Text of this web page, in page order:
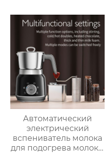
с низким
содержанием жира
электрическая
воздушная
фритюрница Тостер
духовка воздушная
фритюрница
Автоматический
электрический
вспениватель молока
для подогрева молока,